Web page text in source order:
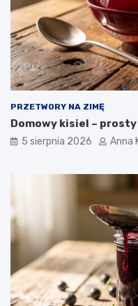
PRZETWORY NA ZIMĘ
Domowy kisiel –
5 sierpnia 2026 Anna